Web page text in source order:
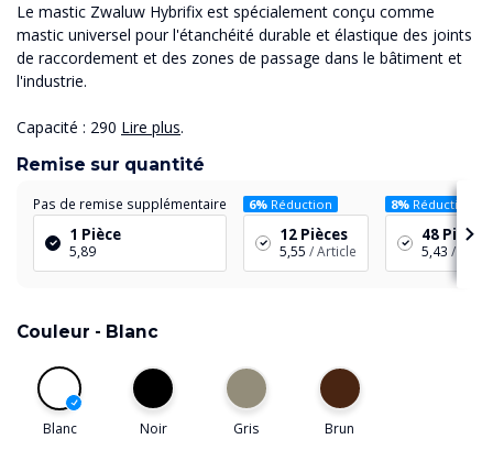
Le mastic Zwaluw Hybrifix est spécialement conçu comme
mastic universel pour l'étanchéité durable et élastique des joints
de raccordement et des zones de passage dans le bâtiment et
l'industrie.
Capacité : 290 Lire plus.
Remise sur quantité
Pas de remise supplémentaire
1 Pièce
5,89
6% Réduction
12 Pièces
5,55 / Article
8% Réduction
48 Pièces
5,43 /
Couleur - Blanc
Blanc Noir Gris Brun